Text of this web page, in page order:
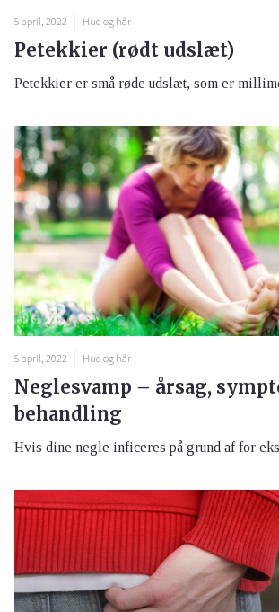
5 april, 2022 Hud og hår
Petekkier (rødt udslæt)
Petekkier er små røde udslæt, som er
5 april, 2022 Hud og hår
Neglesvamp – årsag,
behandling
Hvis dine negle inficeres på grund af for